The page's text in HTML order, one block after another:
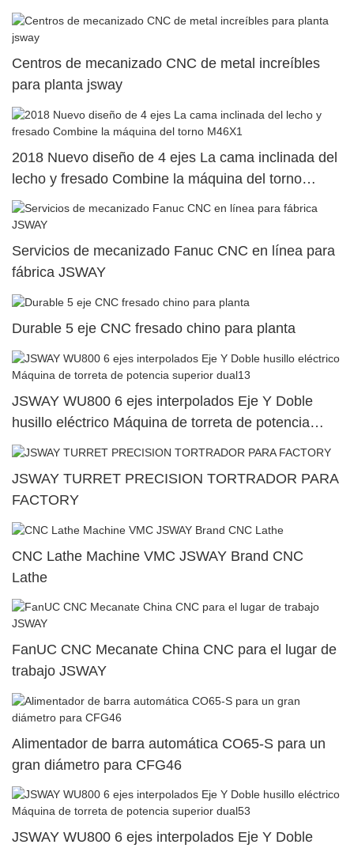
Centros de mecanizado CNC de metal increíbles
para planta jsway
2018 Nuevo diseño de 4 ejes La cama inclinada del
lecho y fresado Combine la máquina del torno
M46X1
Servicios de mecanizado Fanuc CNC en línea para
fábrica JSWAY
Durable 5 eje CNC fresado chino para planta
JSWAY WU800 6 ejes interpolados Eje Y Doble
husillo eléctrico Máquina de torreta de potencia
superior dual13
JSWAY TURRET PRECISION TORTRADOR PARA
FACTORY
CNC Lathe Machine VMC JSWAY Brand CNC
Lathe
FanUC CNC Mecanate China CNC para el lugar de
trabajo JSWAY
Alimentador de barra automática CO65-S para un
gran diámetro para CFG46
JSWAY WU800 6 ejes interpolados Eje Y Doble